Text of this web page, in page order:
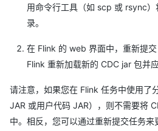
用命令行工具（如 scp 或 rsync
录。
在 Flink 的 web 界面中，重新提
Flink 重新加载新的 CDC jar 包并
请注意，如果您在 Flink 任务中使用了
JAR 或用户代码 JAR），则不需要将
中。相反，您可以通过重新提交任务